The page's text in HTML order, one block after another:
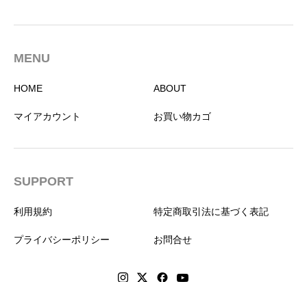
MENU
HOME ABOUT
マイアカウント お買い物カゴ
SUPPORT
利用規約 特定商取引法に基づく表記
プライバシーポリシー お問合せ